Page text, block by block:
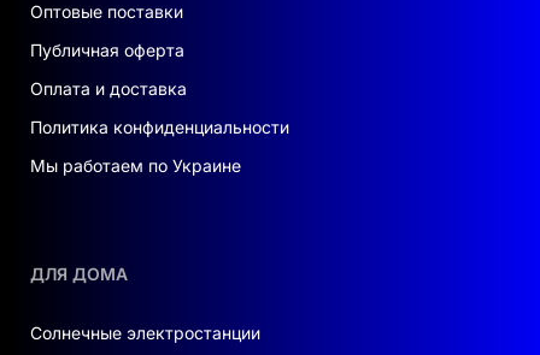
Оптовые поставки
Публичная оферта
Оплата и доставка
Политика конфиденциальности
Мы работаем по Украине
ДЛЯ ДОМА
Солнечные электростанции